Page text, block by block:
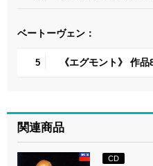
ベートーヴェン：
5 《エグモント》 作
関連商品
CD